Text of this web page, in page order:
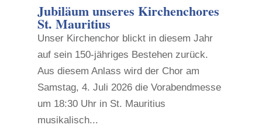
Jubiläum unseres Kirchenchores
St. Mauritius
Unser Kirchenchor blickt in diesem Jahr
auf sein 150-jähriges Bestehen zurück.
Aus diesem Anlass wird der Chor am
Samstag, 4. Juli 2026 die Vorabendmesse
um 18:30 Uhr in St. Mauritius
musikalisch...